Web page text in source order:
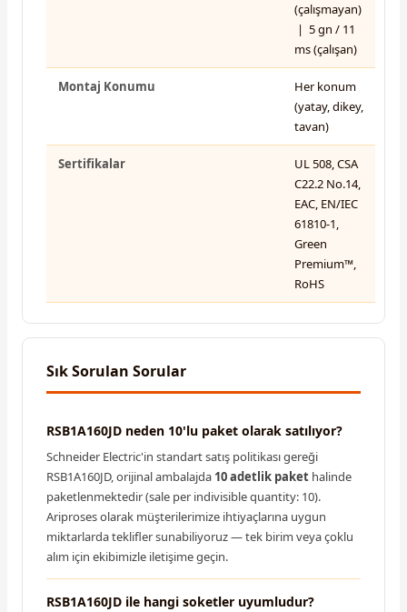
(çalışmayan)
| 5 gn / 11
ms (çalışan)
Montaj Konumu
Her konum
(yatay, dikey,
tavan)
Sertifikalar
UL 508, CSA
C22.2 No.14,
EAC, EN/IEC
61810-1,
Green
Premium™,
RoHS
Sık Sorulan Sorular
RSB1A160JD neden 10'lu paket olarak satılıyor?
Schneider Electric'in standart satış politikası gereği
RSB1A160JD, orijinal ambalajda 10 adetlik paket halinde
paketlenmektedir (sale per indivisible quantity: 10).
Ariproses olarak müşterilerimize ihtiyaçlarına uygun
miktarlarda teklifler sunabiliyoruz — tek birim veya çoklu
alım için ekibimizle iletişime geçin.
RSB1A160JD ile hangi soketler uyumludur?